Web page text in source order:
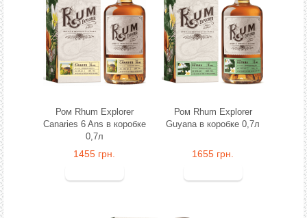
Ром Rhum Explorer
Canaries 6 Ans в коробке
0,7л
1455 грн.
Ром Rhum Explorer
Guyana в коробке 0,7л
1655 грн.